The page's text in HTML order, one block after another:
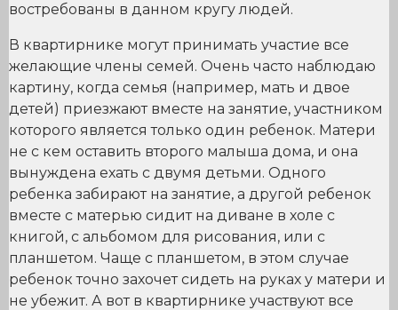
востребованы в данном кругу людей.
В квартирнике могут принимать участие все
желающие члены семей. Очень часто наблюдаю
картину, когда семья (например, мать и двое
детей) приезжают вместе на занятие, участником
которого является только один ребенок. Матери
не с кем оставить второго малыша дома, и она
вынуждена ехать с двумя детьми. Одного
ребенка забирают на занятие, а другой ребенок
вместе с матерью сидит на диване в холе с
книгой, с альбомом для рисования, или с
планшетом. Чаще с планшетом, в этом случае
ребенок точно захочет сидеть на руках у матери и
не убежит. А вот в квартирнике участвуют все